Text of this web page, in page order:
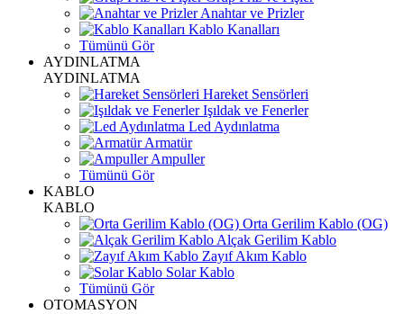
Anahtar ve Prizler
Kablo Kanalları
Tümünü Gör
AYDINLATMA
AYDINLATMA
Hareket Sensörleri
Işıldak ve Fenerler
Led Aydınlatma
Armatür
Ampuller
Tümünü Gör
KABLO
KABLO
Orta Gerilim Kablo (OG)
Alçak Gerilim Kablo
Zayıf Akım Kablo
Solar Kablo
Tümünü Gör
OTOMASYON